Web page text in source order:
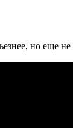
но еще не